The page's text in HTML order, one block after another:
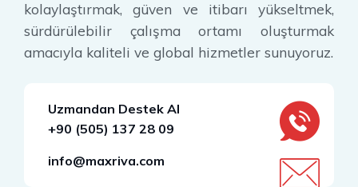
kolaylaştırmak, güven ve itibarı yükseltmek,
sürdürülebilir çalışma ortamı oluşturmak
amacıyla kaliteli ve global hizmetler sunuyoruz.
Uzmandan Destek Al
+90 (505) 137 28 09
info@maxriva.com